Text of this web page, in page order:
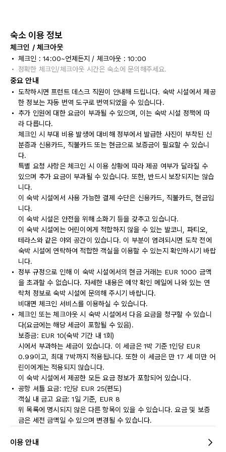
숙소 이용 정보
체크인 / 체크아웃
체크인 : 14:00~언제든지 / 체크아웃 : 10:00
정확한 체크인/체크아웃 시간은 숙소에 문의해주세요.
중요 안내
도착하시면 프런트 데스크 직원이 안내해 드립니다. 숙박 시설에서 제공
한 정보는 자동 번역 도구로 번역되었을 수 있습니다.
추가 인원에 대한 요금이 부과될 수 있으며, 이는 숙박 시설 정책에 따
라 다릅니다.
체크인 시 부대 비용 발생에 대비해 정부에서 발급한 사진이 부착된 신
분증과 신용카드, 직불카드 또는 현금으로 보증금이 필요할 수 있습니
다.
특별 요청 사항은 체크인 시 이용 상황에 따라 제공 여부가 달라질 수
있으며 추가 요금이 부과될 수 있습니다. 또한, 반드시 보장되지는 않습
니다.
이 숙박 시설에서 사용 가능한 결제 수단은 신용카드, 직불카드, 현금입
니다.
이 숙박 시설은 안전을 위해 소화기 등을 갖추고 있습니다.
이 숙박 시설에는 어린이에게 적합하지 않을 수 있는 발코니, 파티오,
테라스와 같은 야외 공간이 있습니다. 이 부분이 염려되시면 도착 전에
숙박 시설에 연락하여 적합한 객실을 이용할 수 있는지 확인하시기 바랍
니다.
정부 규정으로 인해 이 숙박 시설에서의 현금 거래는 EUR 1000 금액
을 초과할 수 없습니다. 자세한 내용은 예약 확인 메일에 나와 있는 연
락처 정보로 숙박 시설에 문의해 주시기 바랍니다.
비대면 체크인 서비스를 이용하실 수 있습니다.
체크인 또는 체크아웃 시 숙박 시설에서 다음 요금을 청구할 수 있습니
다(요금에는 해당 세금이 포함될 수 있음).
보증금: EUR 10(숙박 기간 내 1회)
시에서 부과하는 세금이 있습니다. 이 세금은 1박 기준 1인당 EUR
0.99이고, 최대 7박까지 적용됩니다. 또한 이 세금은 만 17 세 미만 어
린이에게는 적용되지 않습니다.
이 숙박 시설에서 제공한 모든 요금 정보가 포함되어 있습니다.
공항 셔틀 요금: 1인당 EUR 25(편도)
객실 내 금고 요금: 1일 기준, EUR 8
위 목록에 명시되지 않은 다른 항목이 있을 수 있습니다. 요금 및 보증
금은 세전 금액일 수 있으며 변경될 수 있습니다.
이용 안내